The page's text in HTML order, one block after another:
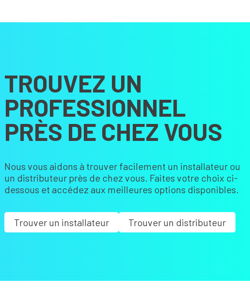
TROUVEZ UN
PROFESSIONNEL
PRÈS DE CHEZ VOUS
Nous vous aidons à trouver facilement un installateur ou
un distributeur près de chez vous. Faites votre choix ci-
dessous et accédez aux meilleures options disponibles.
Trouver un installateur Trouver un distributeur